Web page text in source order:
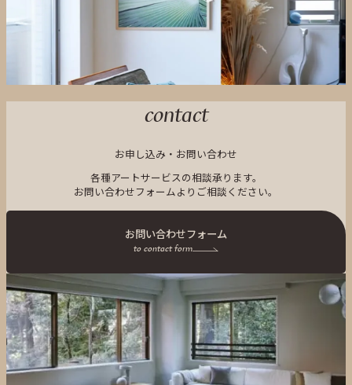
contact
お申し込み・お問い合わせ
各種アートサービスの相談承ります。
お問い合わせフォームよりご相談ください。
お問い合わせフォーム
to contact form